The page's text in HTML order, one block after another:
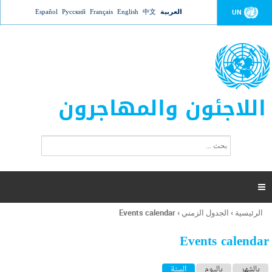
Jump to navigation UN العربية 中文
English
Français
Русский
Español
اللاجئون والمهاجرون
ت
ر
ل
ح
ب

أنت
هنا
الرئيسية › الجدول الزمني ›
Events calendar
Events calendar